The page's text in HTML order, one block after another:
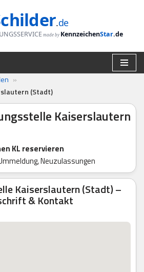
.de
made by KennzeichenStar.de
»
(Stadt)
Kaiserslautern
KL reservieren
Neuzulassungen
Kaiserslautern (Stadt) –
& Kontakt